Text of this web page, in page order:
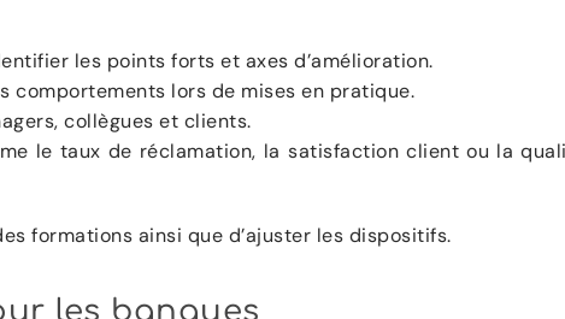
les points forts et axes d’amélioration.
comportements lors de mises en pratique.
collègues et clients.
le taux de réclamation, la satisfaction client ou la
formations ainsi que d’ajuster les dispositifs.
les banques